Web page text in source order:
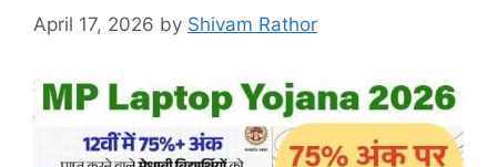
April 17, 2026 by Shivam Rathor